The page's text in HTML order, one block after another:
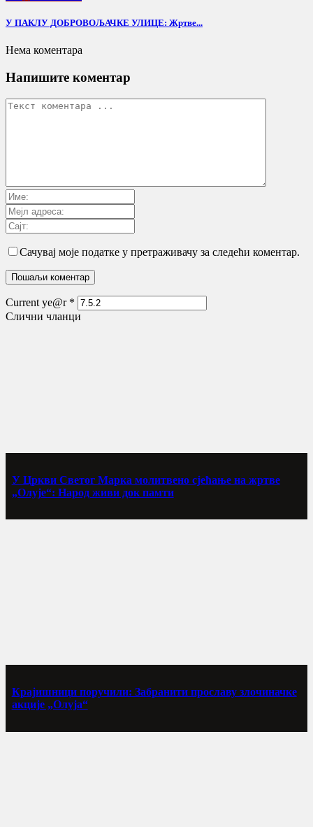
У ПАКЛУ ДОБРОВОЉАЧКЕ УЛИЦЕ: Жртве...
Нема коментара
Напишите коментар
Сачувај моје податке у претраживачу за следећи коментар.
Current ye@r *
Слични чланци
У Цркви Светог Марка молитвено сјећање на жртве
„Олује“: Народ живи док памти
Крајишници поручили: Забранити прославу злочиначке
акције „Олуја“